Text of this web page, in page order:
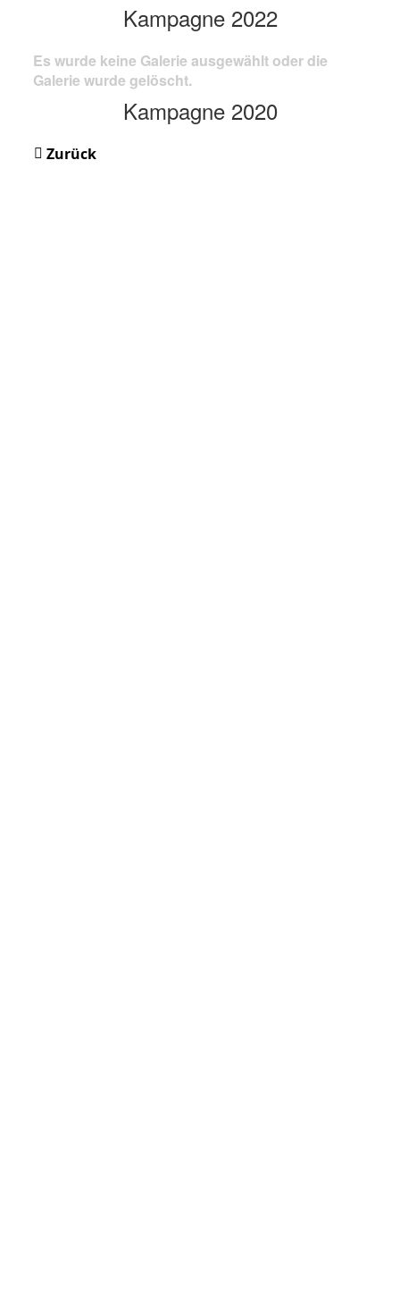
Kampagne 2022
Es wurde keine Galerie ausgewählt oder die
Galerie wurde gelöscht.
Kampagne 2020
Zurück